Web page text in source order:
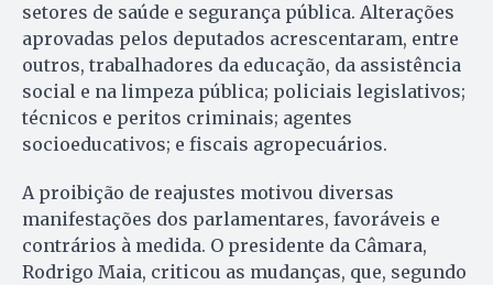
setores de saúde e segurança pública. Alterações
aprovadas pelos deputados acrescentaram, entre
outros, trabalhadores da educação, da assistência
social e na limpeza pública; policiais legislativos;
técnicos e peritos criminais; agentes
socioeducativos; e fiscais agropecuários.
A proibição de reajustes motivou diversas
manifestações dos parlamentares, favoráveis e
contrários à medida. O presidente da Câmara,
Rodrigo Maia, criticou as mudanças, que, segundo